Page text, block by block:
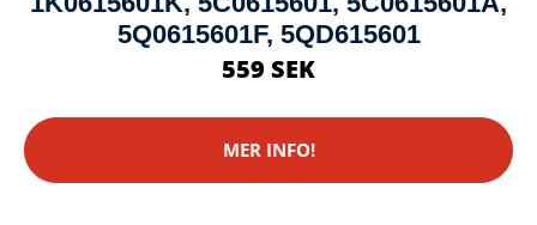
5Q0615601F, 5QD615601
559 SEK
MER INFO!